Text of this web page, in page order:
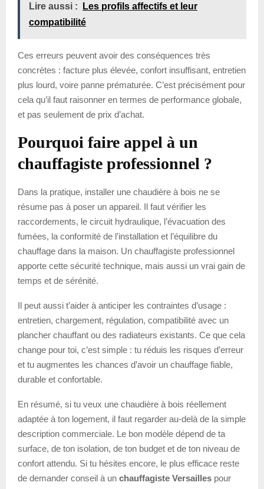
Lire aussi :
Les profils affectifs et leur
compatibilité
Ces erreurs peuvent avoir des conséquences très
concrètes : facture plus élevée, confort insuffisant, entretien
plus lourd, voire panne prématurée. C’est précisément pour
cela qu’il faut raisonner en termes de performance globale,
et pas seulement de prix d’achat.
Pourquoi faire appel à un
chauffagiste professionnel ?
Dans la pratique, installer une chaudière à bois ne se
résume pas à poser un appareil. Il faut vérifier les
raccordements, le circuit hydraulique, l’évacuation des
fumées, la conformité de l’installation et l’équilibre du
chauffage dans la maison. Un chauffagiste professionnel
apporte cette sécurité technique, mais aussi un vrai gain de
temps et de sérénité.
Il peut aussi t’aider à anticiper les contraintes d’usage :
entretien, chargement, régulation, compatibilité avec un
plancher chauffant ou des radiateurs existants. Ce que cela
change pour toi, c’est simple : tu réduis les risques d’erreur
et tu augmentes les chances d’avoir un chauffage fiable,
durable et confortable.
En résumé, si tu veux une chaudière à bois réellement
adaptée à ton logement, il faut regarder au-delà de la simple
description commerciale. Le bon modèle dépend de ta
surface, de ton isolation, de ton budget et de ton niveau de
confort attendu. Si tu hésites encore, le plus efficace reste
de demander conseil à un chauffagiste Versailles pour